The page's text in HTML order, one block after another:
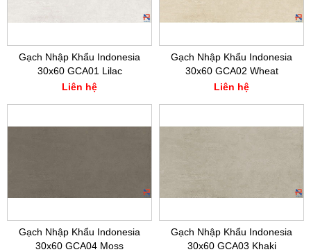
Gạch Nhập Khẩu Indonesia
30x60 GCA01 Lilac
Liên hệ
Gạch Nhập Khẩu Indonesia
30x60 GCA02 Wheat
Liên hệ
Gạch Nhập Khẩu Indonesia
30x60 GCA04 Moss
Gạch Nhập Khẩu Indonesia
30x60 GCA03 Khaki